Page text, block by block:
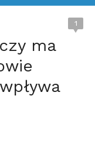
1
ma